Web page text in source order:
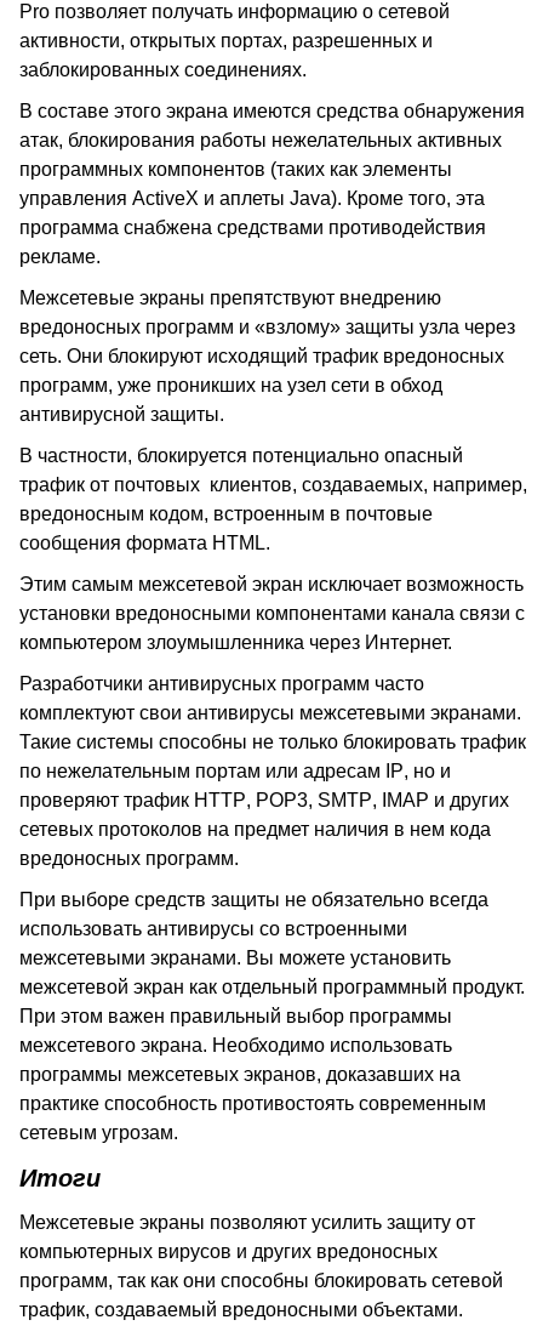
Pro позволяет получать информацию о сетевой
активности, открытых портах, разрешенных и
заблокированных соединениях.
В составе этого экрана имеются средства обнаружения
атак, блокирования работы нежелательных активных
программных компонентов (таких как элементы
управления ActiveX и аплеты Java). Кроме того, эта
программа снабжена средствами противодействия
рекламе.
Межсетевые экраны препятствуют внедрению
вредоносных программ и «взлому» защиты узла через
сеть. Они блокируют исходящий трафик вредоносных
программ, уже проникших на узел сети в обход
антивирусной защиты.
В частности, блокируется потенциально опасный
трафик от почтовых клиентов, создаваемых, например,
вредоносным кодом, встроенным в почтовые
сообщения формата HTML.
Этим самым межсетевой экран исключает возможность
установки вредоносными компонентами канала связи с
компьютером злоумышленника через Интернет.
Разработчики антивирусных программ часто
комплектуют свои антивирусы межсетевыми экранами.
Такие системы способны не только блокировать трафик
по нежелательным портам или адресам
IP, но и
проверяют трафик HTTP, POP3, SMTP, IMAP и других
сетевых протоколов на предмет наличия в нем кода
вредоносных программ.
При выборе средств защиты не обязательно всегда
использовать антивирусы со встроенными
межсетевыми экранами. Вы можете установить
межсетевой экран как отдельный программный продукт.
При этом важен правильный выбор программы
межсетевого экрана. Необходимо использовать
программы межсетевых экранов, доказавших на
практике способность противостоять современным
сетевым угрозам.
Итоги
Межсетевые экраны позволяют усилить защиту от
компьютерных вирусов и других вредоносных
программ, так как они способны блокировать сетевой
трафик, создаваемый вредоносными объектами.